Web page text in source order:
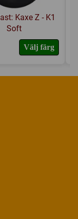
Kaxe Z - K1
Soft
Välj färg